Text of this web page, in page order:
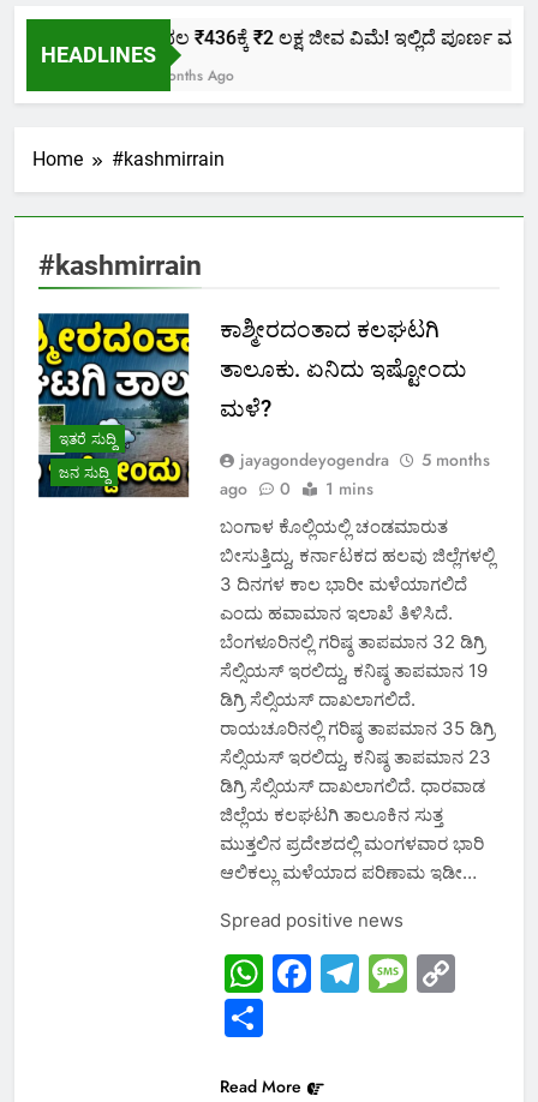
HEADLINES
ಕೇವಲ ₹436ಕ್ಕೆ ₹2 ಲಕ್ಷ ಜೀವ ವಿಮೆ! ಇಲ್ಲಿದೆ ಪೂರ್ಣ
2 Months Ago
Home #kashmirrain
#kashmirrain
ಇತರೆ ಸುದ್ದಿ
ಜನ ಸುದ್ದಿ
ಕಾಶ್ಮೀರದಂತಾದ ಕಲಘಟಗಿ
ತಾಲೂಕು. ಏನಿದು ಇಷ್ಟೋಂದು
ಮಳೆ?
jayagondeyogendra
5 months
ago
0 1 mins
ಬಂಗಾಳ ಕೊಲ್ಲಿಯಲ್ಲಿ ಚಂಡಮಾರುತ
ಬೀಸುತ್ತಿದ್ದು, ಕರ್ನಾಟಕದ ಹಲವು ಜಿಲ್ಲೆಗಳಲ್ಲಿ
3 ದಿನಗಳ ಕಾಲ ಭಾರೀ ಮಳೆಯಾಗಲಿದೆ
ಎಂದು ಹವಾಮಾನ ಇಲಾಖೆ ತಿಳಿಸಿದೆ.
ಬೆಂಗಳೂರಿನಲ್ಲಿ ಗರಿಷ್ಠ ತಾಪಮಾನ 32 ಡಿಗ್ರಿ
ಸೆಲ್ಸಿಯಸ್ ಇರಲಿದ್ದು, ಕನಿಷ್ಠ ತಾಪಮಾನ 19
ಡಿಗ್ರಿ ಸೆಲ್ಸಿಯಸ್ ದಾಖಲಾಗಲಿದೆ.
ರಾಯಚೂರಿನಲ್ಲಿ ಗರಿಷ್ಠ ತಾಪಮಾನ 35 ಡಿಗ್ರಿ
ಸೆಲ್ಸಿಯಸ್ ಇರಲಿದ್ದು, ಕನಿಷ್ಠ ತಾಪಮಾನ 23
ಡಿಗ್ರಿ ಸೆಲ್ಸಿಯಸ್ ದಾಖಲಾಗಲಿದೆ. ಧಾರವಾಡ
ಜಿಲ್ಲೆಯ ಕಲಘಟಗಿ ತಾಲೂಕಿನ ಸುತ್ತ
ಮುತ್ತಲಿನ ಪ್ರದೇಶದಲ್ಲಿ ಮಂಗಳವಾರ ಭಾರಿ
ಆಲಿಕಲ್ಲು ಮಳೆಯಾದ ಪರಿಣಾಮ ಇಡೀ…
Spread positive news
WhatsApp
Facebook
Telegram
Share
Read More